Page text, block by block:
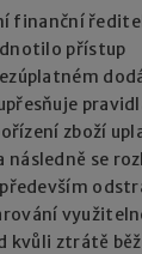
finanční
přístup
zboží
následně se
kvůli ztrátě